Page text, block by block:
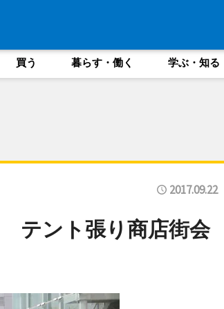
買う 暮らす・働く 学ぶ・知る
2017.09.22
テント張り商店街会